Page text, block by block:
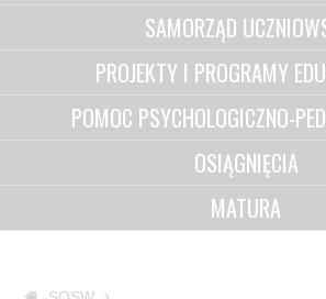
SAMORZĄD
PROJEKTY I PROGRAMY
POMOC PSYCHOLOGICZNO-
OSIĄGNIĘCIA
MATURA